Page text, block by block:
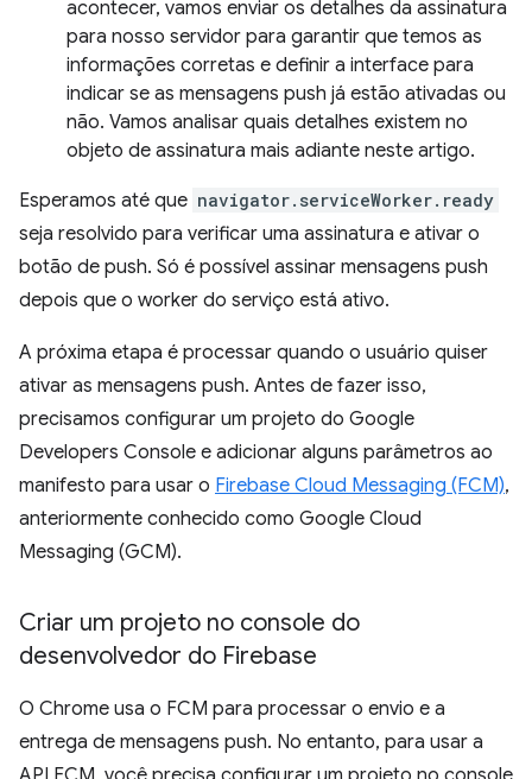
acontecer, vamos enviar os detalhes da assinatura
para nosso servidor para garantir que temos as
informações corretas e definir a interface para
indicar se as mensagens push já estão ativadas ou
não. Vamos analisar quais detalhes existem no
objeto de assinatura mais adiante neste artigo.
Esperamos até que navigator.serviceWorker.ready
seja resolvido para verificar uma assinatura e ativar o
botão de push. Só é possível assinar mensagens push
depois que o worker do serviço está ativo.
A próxima etapa é processar quando o usuário quiser
ativar as mensagens push. Antes de fazer isso,
precisamos configurar um projeto do Google
Developers Console e adicionar alguns parâmetros ao
manifesto para usar o Firebase Cloud Messaging (FCM),
anteriormente conhecido como Google Cloud
Messaging (GCM).
Criar um projeto no console do
desenvolvedor do Firebase
O Chrome usa o FCM para processar o envio e a
entrega de mensagens push. No entanto, para usar a